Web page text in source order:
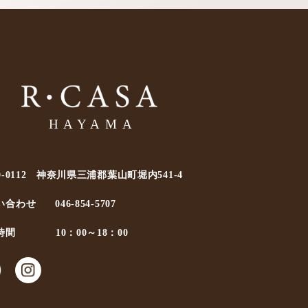
0112 神奈川県三浦郡葉山町堀内541-4
合わせ 046-854-5707
間 10：00～18：00